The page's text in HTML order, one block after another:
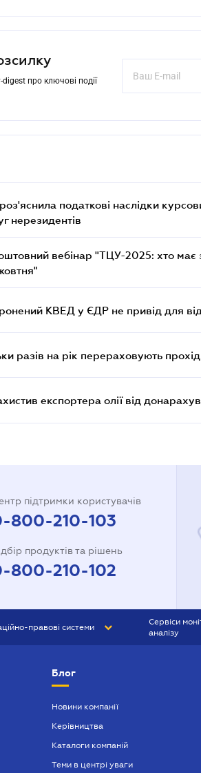
про ключові події
податкові наслідки
нерезидентів
вебінар "ТЦУ-2025: хто має
КВЕД у ЄДР не привід для
разів на рік перераховують
експортера олії від
підтримки користувачів
800-210-103
продуктів та рішень
800-210-102
правові системи
ПРОФ
Сервіси
аналізу
Блог
Новини компанії
Керівництва
Каталоги компаній
Теми в центрі уваги